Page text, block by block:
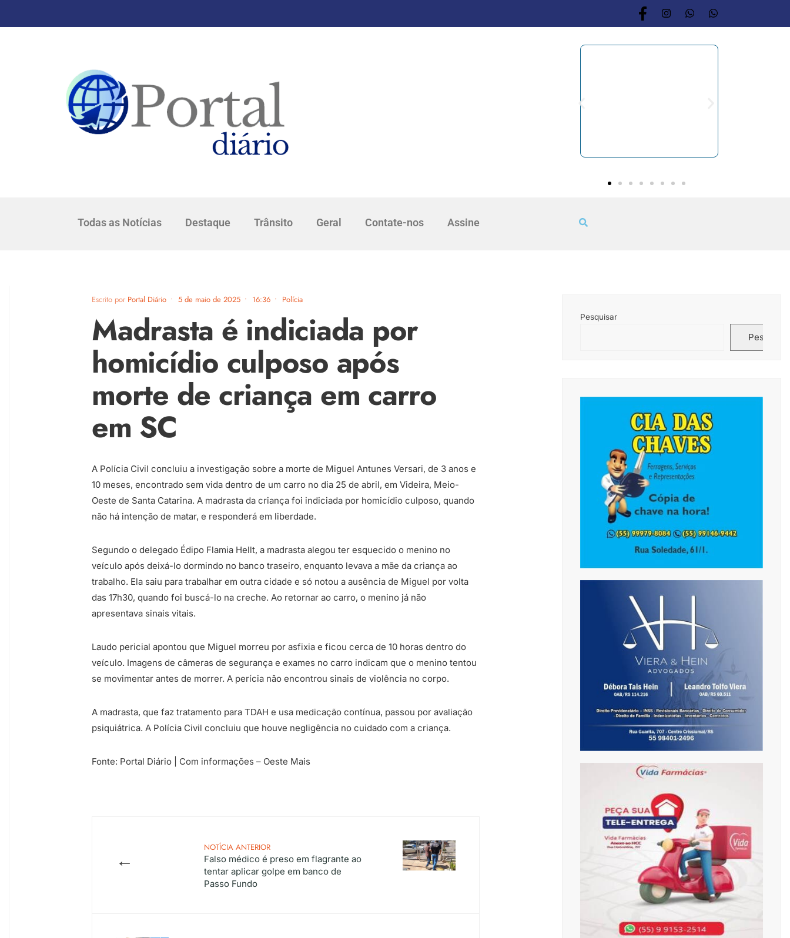
Todas as Notícias Destaque Trânsito Geral Contate-nos Assine
Escrito por Portal Diário • 5 de maio de 2025 • 16:36 • Polícia
Madrasta é indiciada por
homicídio culposo após
morte de criança em carro
em SC
A Polícia Civil concluiu a investigação sobre a morte de Miguel Antunes Versari, de 3 anos e
10 meses, encontrado sem vida dentro de um carro no dia 25 de abril, em Videira, Meio-
Oeste de Santa Catarina. A madrasta da criança foi indiciada por homicídio culposo, quando
não há intenção de matar, e responderá em liberdade.
Segundo o delegado Édipo Flamia Hellt, a madrasta alegou ter esquecido o menino no
veículo após deixá-lo dormindo no banco traseiro, enquanto levava a mãe da criança ao
trabalho. Ela saiu para trabalhar em outra cidade e só notou a ausência de Miguel por volta
das 17h30, quando foi buscá-lo na creche. Ao retornar ao carro, o menino já não
apresentava sinais vitais.
Laudo pericial apontou que Miguel morreu por asfixia e ficou cerca de 10 horas dentro do
veículo. Imagens de câmeras de segurança e exames no carro indicam que o menino tentou
se movimentar antes de morrer. A perícia não encontrou sinais de violência no corpo.
A madrasta, que faz tratamento para TDAH e usa medicação contínua, passou por avaliação
psiquiátrica. A Polícia Civil concluiu que houve negligência no cuidado com a criança.
Fonte: Portal Diário | Com informações – Oeste Mais
←
NOTÍCIA ANTERIOR
Falso médico é preso em flagrante ao
tentar aplicar golpe em banco de
Passo Fundo
Pesquisar
Pesquisar